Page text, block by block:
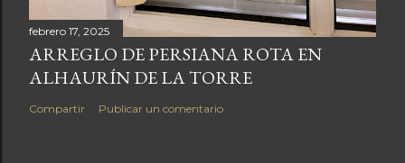
febrero 17, 2025
ARREGLO DE PERSIANA ROTA EN
ALHAURÍN DE LA TORRE
Compartir Publicar un comentario